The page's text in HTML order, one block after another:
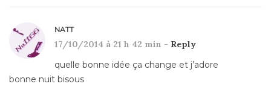
NATT
17/10/2014 à 21 h 42 min - Reply
quelle bonne idée ça change et j’adore
bonne nuit bisous